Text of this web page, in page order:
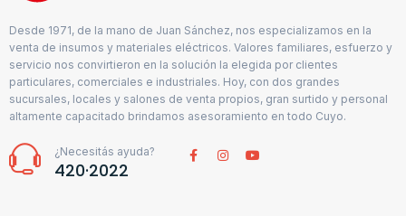
Desde 1971, de la mano de Juan Sánchez, nos especializamos en la
venta de insumos y materiales eléctricos. Valores familiares, esfuerzo y
servicio nos convirtieron en la solución la elegida por clientes
particulares, comerciales e industriales. Hoy, con dos grandes
sucursales, locales y salones de venta propios, gran surtido y personal
altamente capacitado brindamos asesoramiento en todo Cuyo.
¿Necesitás ayuda?
420·2022